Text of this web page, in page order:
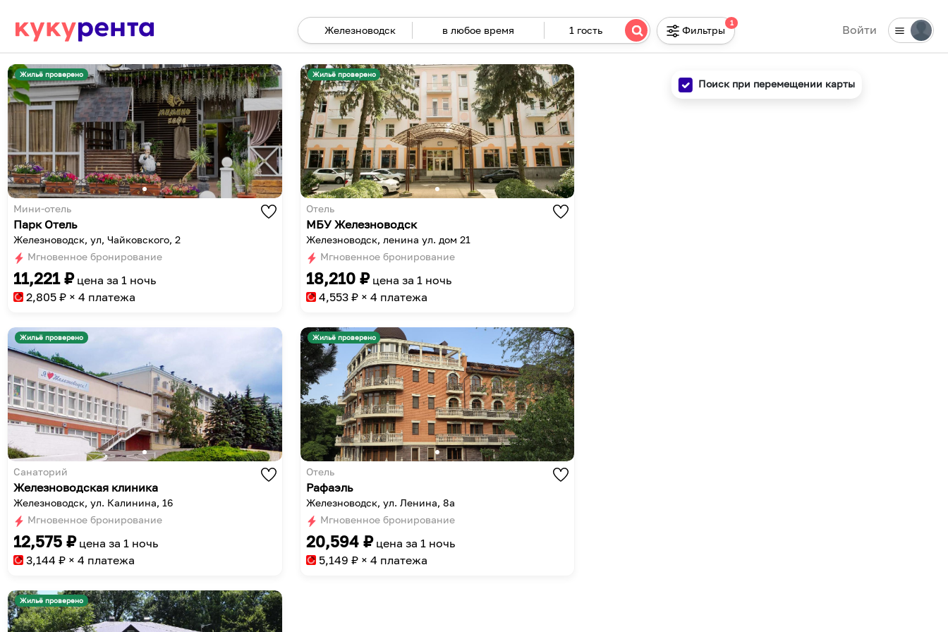
Войти
в любое время
Navigate
to
interact
with
the
calendar
and
select
a
date.
Press
the
keyboard
shortcuts
for
changing
dates.
backward
to
interact
with
the
calendar
and
select
date.
get
the
keyboard
shortcuts
for
changing
dates.
1 гость Фильтры
1
Жильё проверено
Мини-отель
Парк Отель
Железноводск, ул, Чайковского, 2
Мгновенное бронирование
11,221₽ цена за 1 ночь
2,805 ₽ × 4 платежа
Жильё проверено
Отель
МБУ Железноводск
Железноводск, ленина ул. дом 21
Мгновенное бронирование
18,210₽ цена за 1 ночь
4,553₽ × 4 платежа
Жильё проверено
Санаторий
Железноводская клиника
Железноводск, ул. Калинина, 16
Мгновенное бронирование
12,575 ₽ цена за 1 ночь
3,144 ₽ × 4 платежа
Жильё проверено
Отель
Рафаэль
Железноводск, ул. Ленина, 8а
Мгновенное бронирование
20,594₽ цена за 1 ночь
5,149 ₽ × 4 платежа
Жильё проверено
Поиск при перемещении карты